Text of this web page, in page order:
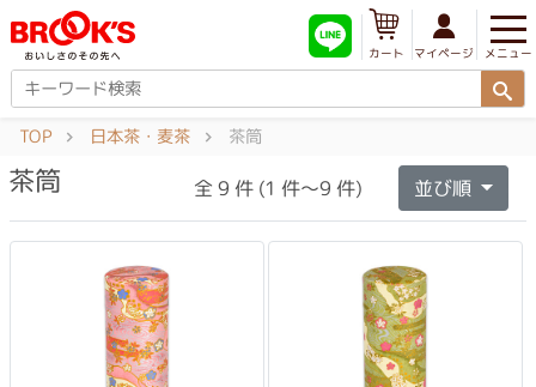
メニュー
マイページ
カート
TOP 日本茶・麦茶 茶筒
茶筒 全 9 件 (1 件～9 件) 並び順